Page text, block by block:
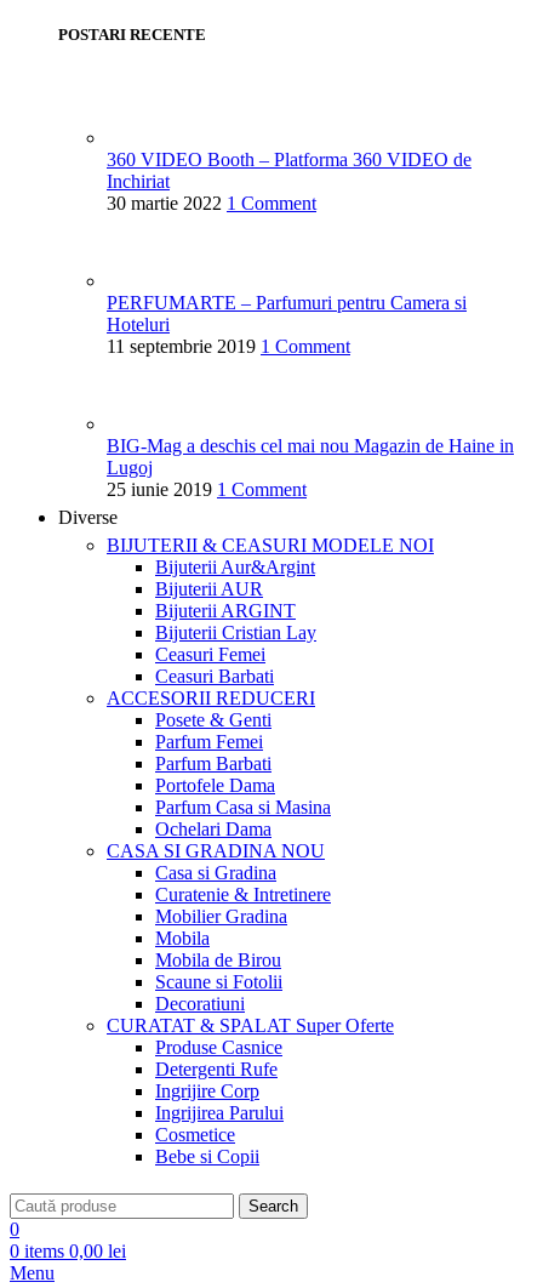
POSTARI RECENTE
360 VIDEO Booth – Platforma 360 VIDEO de
Inchiriat
30 martie 2022 1 Comment
PERFUMARTE – Parfumuri pentru Camera si
Hoteluri
11 septembrie 2019 1 Comment
BIG-Mag a deschis cel mai nou Magazin de Haine in
Lugoj
25 iunie 2019 1 Comment
Diverse
BIJUTERII & CEASURI MODELE NOI
Bijuterii Aur&Argint
Bijuterii AUR
Bijuterii ARGINT
Bijuterii Cristian Lay
Ceasuri Femei
Ceasuri Barbati
ACCESORII REDUCERI
Posete & Genti
Parfum Femei
Parfum Barbati
Portofele Dama
Parfum Casa si Masina
Ochelari Dama
CASA SI GRADINANOU
Casa si Gradina
Curatenie & Intretinere
Mobilier Gradina
Mobila
Mobila de Birou
Scaune si Fotolii
Decoratiuni
CURATAT & SPALAT Super Oferte
Produse Casnice
Detergenti Rufe
Ingrijire Corp
Ingrijirea Parului
Cosmetice
Bebe si Copii
Search
0
0 items 0,00 lei
Menu